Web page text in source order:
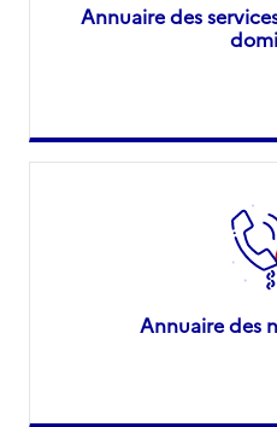
Annuaire des
Annuaire des